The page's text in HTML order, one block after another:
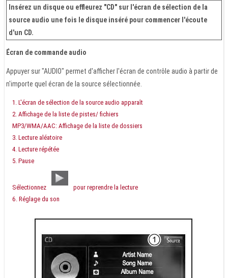
Insérez un disque ou effleurez "CD" sur l'écran de sélection de la
source audio une fois le disque inséré pour commencer l'écoute
d'un CD.
Écran de commande audio
Appuyer sur "AUDIO" permet d'afficher l'écran de contrôle audio à partir de
n'importe quel écran de la source sélectionnée.
L'écran de sélection de la source audio apparaît
Affichage de la liste de pistes/ fichiers
MP3/WMA/AAC: Affichage de la liste de dossiers
Lecture aléatoire
Lecture répétée
Pause
Sélectionnez
pour reprendre la lecture
Réglage du son